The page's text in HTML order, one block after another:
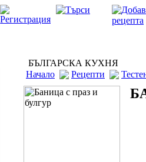
БЪЛГАРСКА КУХНЯ
Начало
Рецепти